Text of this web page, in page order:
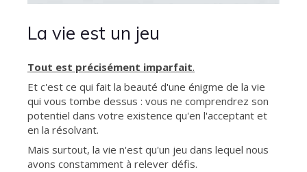
La vie est un jeu
Tout est précisément imparfait.
Et c'est ce qui fait la beauté d'une énigme de la vie
qui vous tombe dessus : vous ne comprendrez son
potentiel dans votre existence qu'en l'acceptant et
en la résolvant.
Mais surtout, la vie n'est qu'un jeu dans lequel nous
avons constamment à relever défis.